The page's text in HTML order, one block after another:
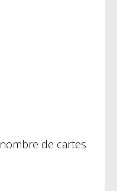
de cartes